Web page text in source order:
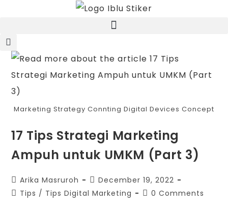
Marketing Strategy Connting Digital Devices Concept
17 Tips Strategi Marketing
Ampuh untuk UMKM (Part 3)
Arika Masruroh
December 19, 2022
Tips / Tips Digital Marketing 0 Comments